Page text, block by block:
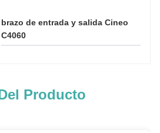
brazo de entrada y salida Cineo
C4060
Producto